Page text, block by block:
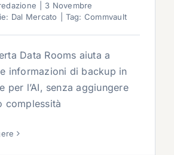
3 Novembre
Dal Mercato Tag: Commvault
Data Rooms aiuta a
informazioni di backup in
per l’AI, senza aggiungere
complessità